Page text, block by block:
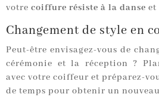
votre coiffure résiste à la danse et
Changement de style en
Peut-être envisagez-vous de
cérémonie et la réception ?
avec votre coiffeur et préparez-
de temps pour obtenir un